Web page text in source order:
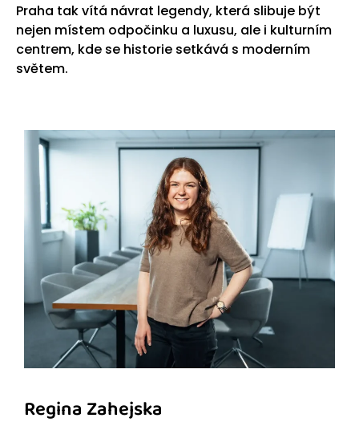
Praha tak vítá návrat legendy, která slibuje být
nejen místem odpočinku a luxusu, ale i kulturním
centrem, kde se historie setkává s moderním
světem.
Regina Zahejska